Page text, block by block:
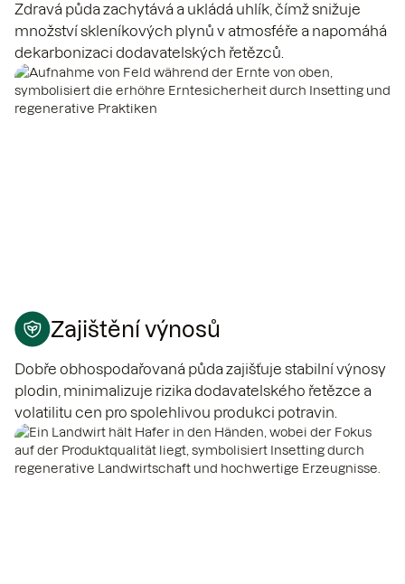
Zdravá půda zachytává a ukládá uhlík, čímž snižuje
množství skleníkových plynů v atmosféře a napomáhá
dekarbonizaci dodavatelských řetězců.
Zajištění výnosů
Dobře obhospodařovaná půda zajišťuje stabilní výnosy
plodin, minimalizuje rizika dodavatelského řetězce a
volatilitu cen pro spolehlivou produkci potravin.